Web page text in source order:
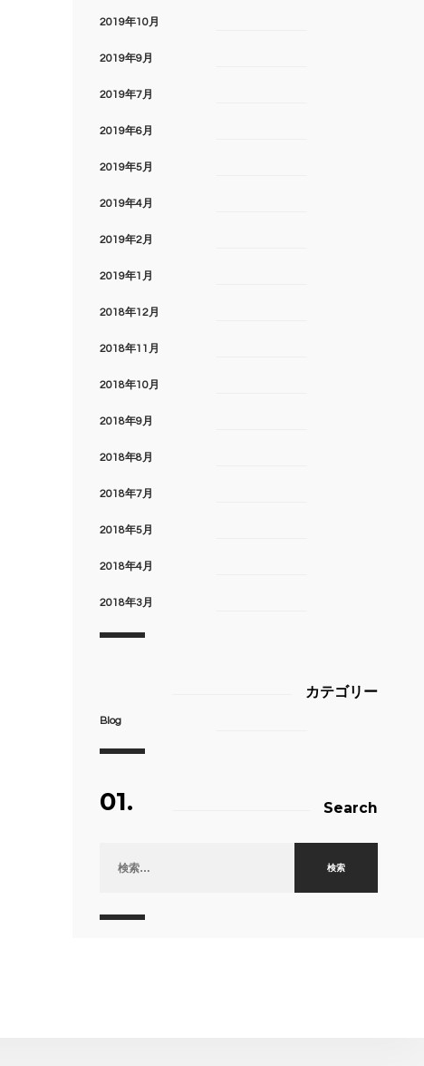
2019年10月
2019年9月
2019年7月
2019年6月
2019年5月
2019年4月
2019年2月
2019年1月
2018年12月
2018年11月
2018年10月
2018年9月
2018年8月
2018年7月
2018年5月
2018年4月
2018年3月
カテゴリー
Blog
01. Search